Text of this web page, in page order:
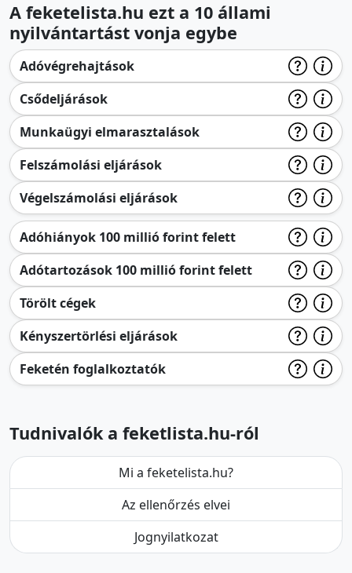
A feketelista.hu ezt a 10 állami
nyilvántartást vonja egybe
Adóvégrehajtások
Csődeljárások
Munkaügyi elmarasztalások
Felszámolási eljárások
Végelszámolási eljárások
Adóhiányok 100 millió forint felett
Adótartozások 100 millió forint felett
Törölt cégek
Kényszertörlési eljárások
Feketén foglalkoztatók
Tudnivalók a feketlista.hu-ról
Mi a feketelista.hu?
Az ellenőrzés elvei
Jognyilatkozat